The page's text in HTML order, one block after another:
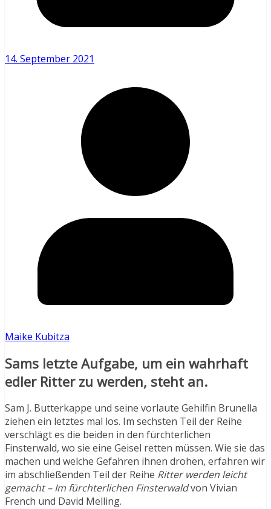
14. September 2021
Maike Kubitza
Sams letzte Aufgabe, um ein wahrhaft
edler Ritter zu werden, steht an.
Sam J. Butterkappe und seine vorlaute Gehilfin Brunella
ziehen ein letztes mal los. Im sechsten Teil der Reihe
verschlägt es die beiden in den fürchterlichen
Finsterwald, wo sie eine Geisel retten müssen. Wie sie das
machen und welche Gefahren ihnen drohen, erfahren wir
im abschließenden Teil der Reihe Ritter werden leicht
gemacht – Im fürchterlichen Finsterwaldvon Vivian
French und David Melling.